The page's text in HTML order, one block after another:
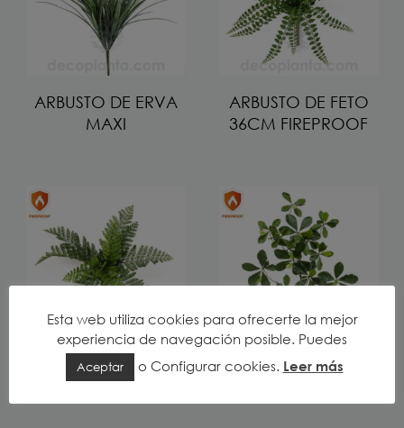
ARBUSTO DE ERVA
MAXI
ARBUSTO DE FETO
36CM FIREPROOF
ARBUSTO DE FETO
RAMO DE OLIVEIRA
Esta web utiliza cookies para ofrecerte la mejor
experiencia de navegación posible. Puedes
Aceptar o Configurar cookies. Leer más